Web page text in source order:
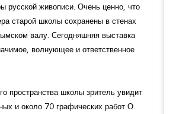
русской живописи. Очень ценно, что
старой школы сохранены в стенах
валу. Сегодняшняя выставка
волнующее и ответственное
пространства школы зритель увидит
и около 70 графических работ О.